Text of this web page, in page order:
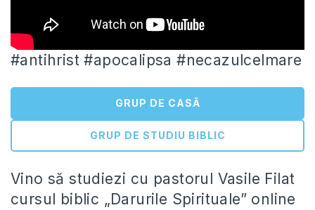
#antihrist #apocalipsa #necazulcelmare
GRUP DE CASĂ
GRUP DE STUDIU BIBLIC
Vino să studiezi cu pastorul Vasile Filat
cursul biblic „Darurile Spirituale” online